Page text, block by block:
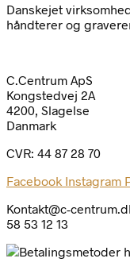
Danskejet
håndterer og
C.Centrum ApS
Kongstedvej 2A
4200, Slagelse
Danmark
CVR: 44 87 28 70
Facebook Instagram
Kontakt@c-
58 53 12 13